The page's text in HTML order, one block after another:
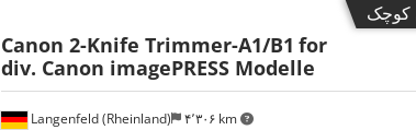
کوچک
Langenfeld (Rheinland) ۴٬۳۰۶ km
Canon 2-Knife Trimmer-A1/B1 for
div. Canon imagePRESS Modelle